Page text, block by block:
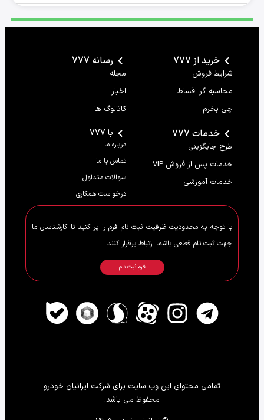
خرید از 777
شرایط فروش
محاسبه گر اقساط
چی بخرم
رسانه 777
مجله
اخبار
کاتالوگ ها
خدمات 777
طرح جایگزینی
خدمات پس از فروش VIP
خدمات آموزشی
با 777
درباره ما
تماس با ما
سوالات متداول
درخواست همکاری
با توجه به محدودیت ظرفیت ثبت نام فرم را پر کنید تا کارشناسان ما
جهت ثبت نام قطعی باشما ارتباط برقرار کنند.
فرم ثبت نام
تمامی محتوای این وب سایت برای شرکت ایرانیان خودرو
محفوظ می باشد.